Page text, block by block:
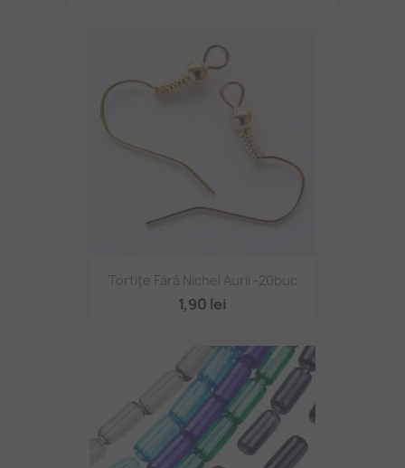
Tortițe Fără Nichel Aurii -20buc
1,90 lei